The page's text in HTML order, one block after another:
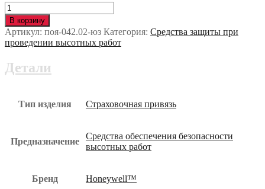
Количество
Страховочная
привязь
Honeywell™
ЭЙЧ-
ДЮРАФЛЕКС
В корзину
Артикул: поя-042.02-юз Категория: Средства защиты при
проведении высотных работ
Детали
Тип изделия Страховочная привязь
Предназначение
Средства обеспечения безопасности
высотных работ
Бренд Honeywell™